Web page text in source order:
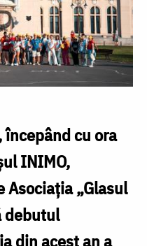
cu ora
INIMO,
Asociația „Glasul
debutul
din acest an a